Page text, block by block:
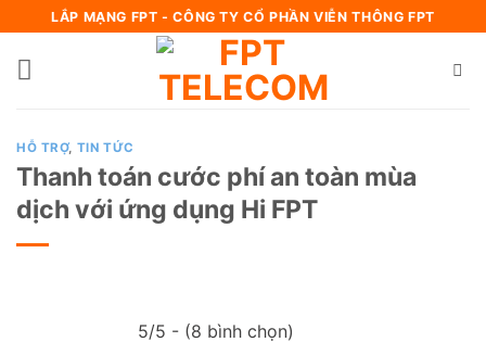
LẮP MẠNG FPT - CÔNG TY CỔ PHẦN VIỄN THÔNG FPT
HỖ TRỢ, TIN TỨC
Thanh toán cước phí an toàn mùa
dịch với ứng dụng Hi FPT
5/5 - (8 bình chọn)